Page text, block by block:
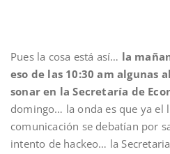
Pues la cosa está así… la
eso de las 10:30 am algunas
sonar en la Secretaría de
domingo… la onda es que ya el
comunicación se debatían por
intento de hackeo… la